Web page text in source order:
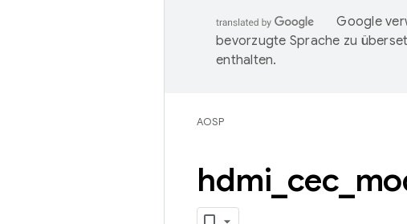
Google
bevorzugte Sprache zu
enthalten.
AOSP
hdmi cec